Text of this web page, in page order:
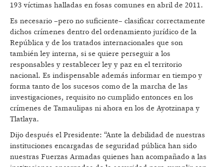
193 víctimas halladas en fosas comunes en abril de 2011.
Es necesario –pero no suficiente– clasificar correctamente
dichos crímenes dentro del ordenamiento jurídico de la
República y de los tratados internacionales que son
también ley interna, si se quiere perseguir a los
responsables y restablecer ley y paz en el territorio
nacional. Es indispensable además informar en tiempo y
forma tanto de los sucesos como de la marcha de las
investigaciones, requisito no cumplido entonces en los
crímenes de Tamaulipas ni ahora en los de Ayotzinapa y
Tlatlaya.
Dijo después el Presidente: “Ante la debilidad de nuestras
instituciones encargadas de seguridad pública han sido
nuestras Fuerzas Armadas quienes han acompañado a las